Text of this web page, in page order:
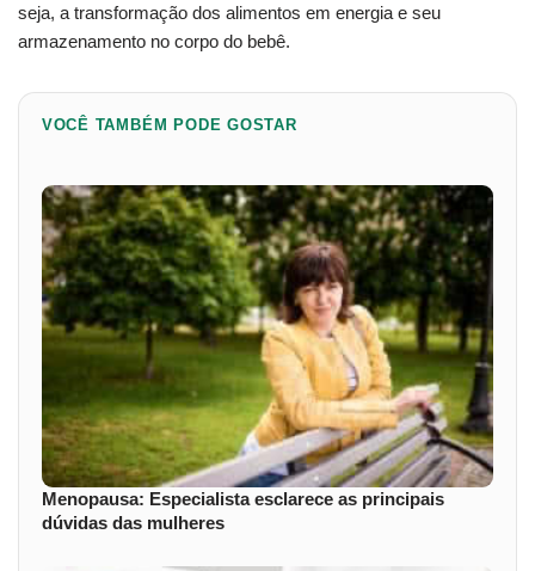
seja, a transformação dos alimentos em energia e seu
armazenamento no corpo do bebê.
VOCÊ TAMBÉM PODE GOSTAR
Menopausa: Especialista esclarece as principais
dúvidas das mulheres